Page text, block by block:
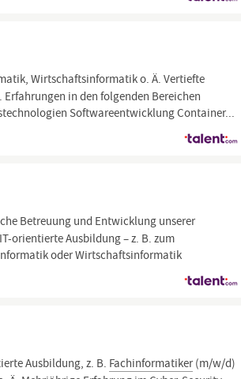
Wirtschaftsinformatik o. Ä. Vertiefte
Erfahrungen in den folgenden Bereichen
Softwareentwicklung Container...
Betreuung und Entwicklung unserer
orientierte Ausbildung – z. B. zum
oder Wirtschaftsinformatik
Ausbildung, z. B. Fachinformatiker(m/w/d)